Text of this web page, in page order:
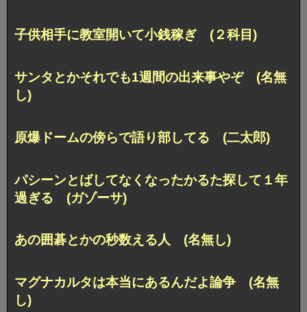
子供相手に教室開いて小銭稼ぎ (２科目)
サンタとかそれでも1週間の出来事やぞ (名無
し)
原爆ドームの傍らで語り部してる (二太郎)
パシーンとばしてなくなったかるた探して１年
過ぎる (ガゾーサ)
あの囲碁とかの秒数える人 (名無し)
マグナカルタは本当にあるんだよ論争 (名無
し)